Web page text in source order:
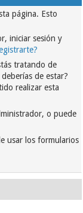
página. Esto
iniciar sesión y
tratando de
de estar?
realizar esta
o puede
usar los formularios